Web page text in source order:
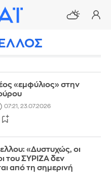
«εμφύλιος» στην
07:21, 23.07.2026
«Δυστυχώς, οι
του ΣΥΡΙΖΑ δεν
από τη σημερινή